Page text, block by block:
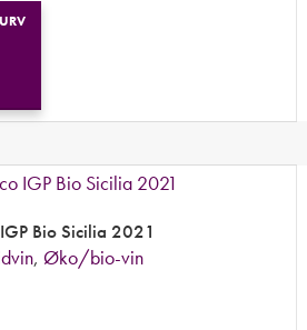
Bio Sicilia 2021
, Øko/bio-vin